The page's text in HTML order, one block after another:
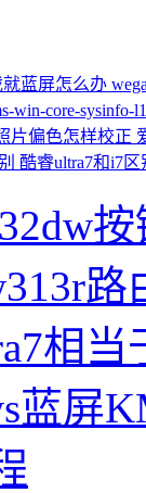
酷睿ultra7和i7区
相当
蓝屏